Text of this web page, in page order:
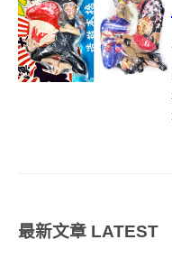
最新文章 LATEST